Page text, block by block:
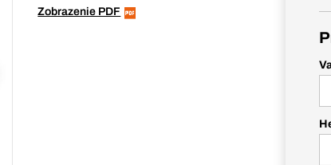
Zobrazenie PDF